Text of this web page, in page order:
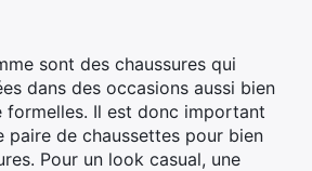
sont des chaussures qui
dans des occasions aussi bien
formelles. Il est donc important
paire de chaussettes pour bien
Pour un look casual, une